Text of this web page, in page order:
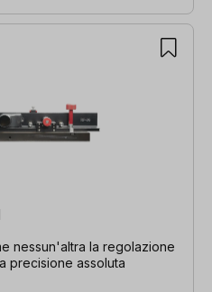
nessun'altra la regolazione
precisione assoluta